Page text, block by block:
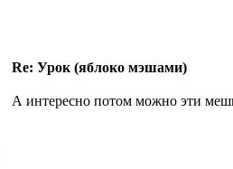
Re: Урок (яблоко мэшами)
А интересно потом можно эти